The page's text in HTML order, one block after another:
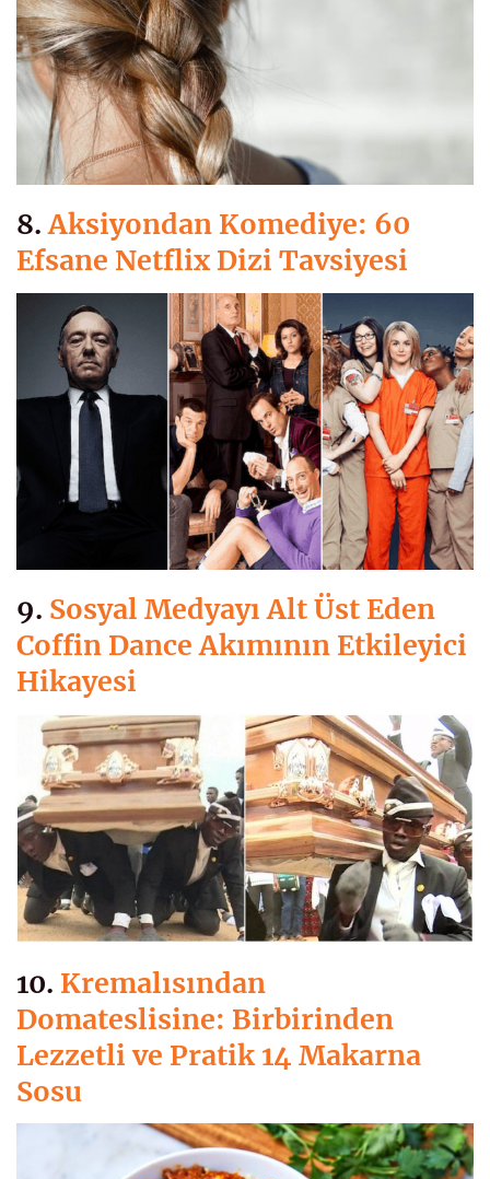
8.Aksiyondan Komediye: 60
Efsane Netflix Dizi Tavsiyesi
9. Sosyal Medyayı Alt Üst Eden
Coffin Dance Akımının Etkileyici
Hikayesi
10. Kremalısından
Domateslisine: Birbirinden
Lezzetli ve Pratik 14 Makarna
Sosu